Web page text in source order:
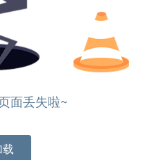
面丢失啦~